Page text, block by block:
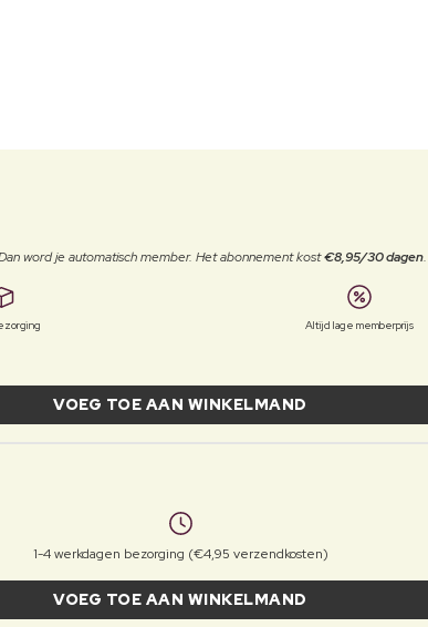
word je automatisch member. Het abonnement kost€8,95/30 dagen
Altijd lage memberprijs
VOEG TOE AAN WINKELMAND
1-4 werkdagen bezorging (€4,95 verzendkosten)
VOEG TOE AAN WINKELMAND